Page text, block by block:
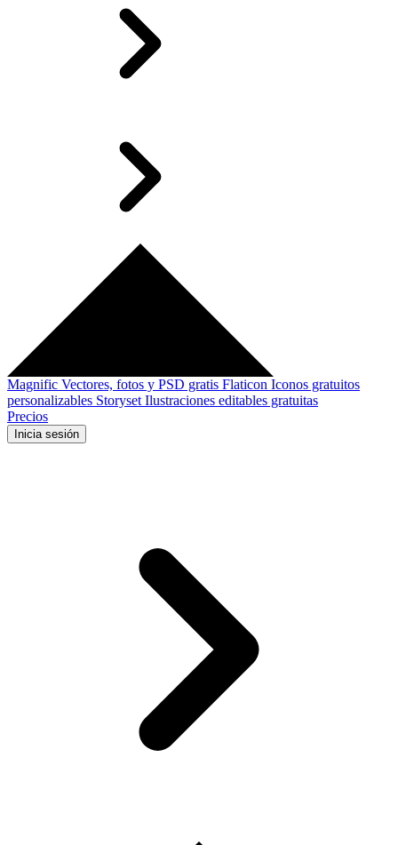
Magnific Vectores, fotos y PSD gratis Flaticon Iconos gratuitos
personalizables Storyset Ilustraciones editables gratuitas
Precios
Inicia sesión